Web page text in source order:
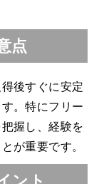
点
後すぐに安定
。特にフリー
握し、経験を
が重要です。